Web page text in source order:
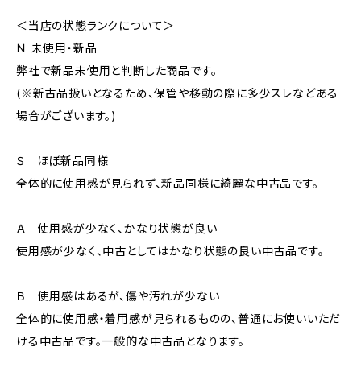
＜当店の状態ランクについて＞
Ｎ 未使用・新品
弊社で新品未使用と判断した商品です。
(※新古品扱いとなるため、保管や移動の際に多少スレなどある
場合がございます。)
Ｓ ほぼ新品同様
全体的に使用感が見られず、新品同様に綺麗な中古品です。
Ａ 使用感が少なく、かなり状態が良い
使用感が少なく、中古としてはかなり状態の良い中古品です。
Ｂ 使用感はあるが、傷や汚れが少ない
全体的に使用感・着用感が見られるものの、普通にお使いいただ
ける中古品です。一般的な中古品となります。